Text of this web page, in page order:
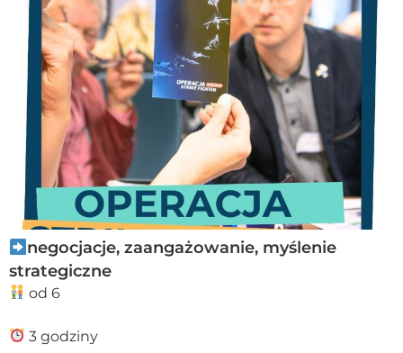
negocjacje, zaangażowanie, myślenie
strategiczne
od 6
3 godziny